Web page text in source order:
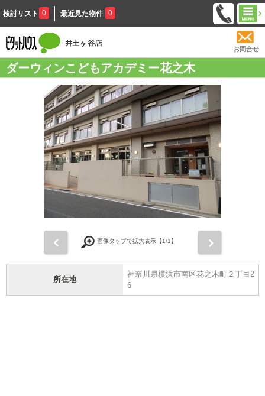
検討リスト 0 最近見た物件 0
お問合せ
ダーウィンこどもアカデミー花之木
画像タップで拡大表示【1/1】
所在地
神奈川県横浜市南区花之木町２丁目2
6